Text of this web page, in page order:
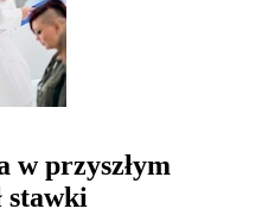
w przyszłym
stawki